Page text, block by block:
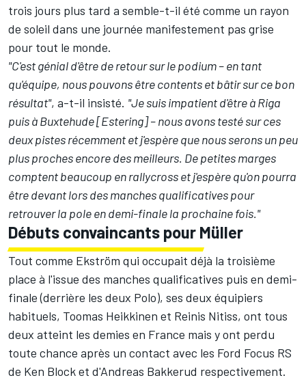
trois jours plus tard a semble-t-il été comme un rayon
de soleil dans une journée manifestement pas grise
pour tout le monde.
"C'est génial d'être de retour sur le podium – en tant
qu'équipe, nous pouvons être contents et bâtir sur ce bon
résultat", a-t-il insisté. "Je suis impatient d'être à Riga
puis à Buxtehude [Estering] – nous avons testé sur ces
deux pistes récemment et j'espère que nous serons un peu
plus proches encore des meilleurs. De petites marges
comptent beaucoup en rallycross et j'espère qu'on pourra
être devant lors des manches qualificatives pour
retrouver la pole en demi-finale la prochaine fois."
Débuts convaincants pour Müller
Tout comme Ekström qui occupait déjà la troisième
place à l'issue des manches qualificatives puis en demi-
finale (derrière les deux Polo), ses deux équipiers
habituels, Toomas Heikkinen et Reinis Nitiss, ont tous
deux atteint les demies en France mais y ont perdu
toute chance après un contact avec les Ford Focus RS
de Ken Block et d'Andreas Bakkerud respectivement.